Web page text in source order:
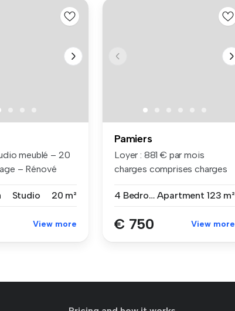
meublé – 20
– Rénové
Studio 20 m²
View more
Pamiers
Loyer : 881 € par mois
charges comprises charges
4 Bedrooms Apartment 123 m²
€ 750 View more